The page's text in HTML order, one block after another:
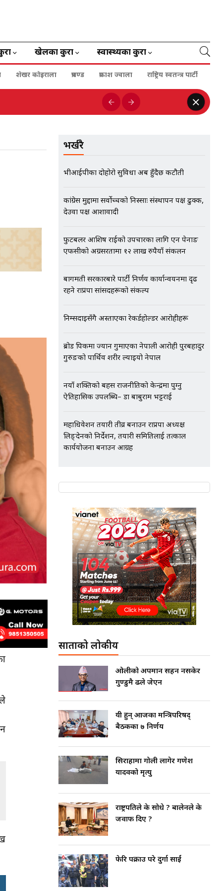
खेलका कुरा स्वास्थ्यका कुरा
शेखर कोइराला प्रचण्ड प्रकाश ज्वाला राष्ट्रिय स्वतन्त्र पार्टी
भर्खरै
भीआईपीका दोहोरो सुविधा अब हुँदैछ कटौती
कांग्रेस मुद्दामा सर्वोच्चको निस्साः संस्थापन पक्ष ढुक्क,
देउवा पक्ष आशावादी
फुटबलर आशिष राईको उपचारका लागि एन पेनाङ
एफसीको अग्रसरतामा १२ लाख रुपैयाँ संकलन
बागमती सरकारबारे पार्टी निर्णय कार्यान्वयनमा दृढ
रहने राप्रपा सांसदहरूको संकल्प
निम्सदाइसँगै अस्ताएका रेकर्डहोल्डर आरोहीहरू
ब्रोड पिकमा ज्यान गुमाएका नेपाली आरोही पुरबहादुर
गुरुङको पार्थिव शरीर ल्याइयो नेपाल
नयाँ शक्तिको बहस राजनीतिको केन्द्रमा पुग्नु
ऐतिहासिक उपलब्धि– डा बाबुराम भट्टराई
महाधिवेशन तयारी तीव्र बनाउन राप्रपा अध्यक्ष
लिङ्देनको निर्देशन, तयारी समितिलाई तत्काल
कार्ययोजना बनाउन आग्रह
साताको लोकप्रीय
ओलीको अपमान सहन नसकेर
गुण्डुमै ढले जेएन
यी हुन् आजका मन्त्रिपरिषद्
बैठकका ७ निर्णय
सिराहामा गोली लागेर गणेश
यादवको मृत्यु
राष्ट्रपतिले के सोधे ? बालेनले के
जवाफ दिए ?
फेरि पक्राउ परे दुर्गा प्रसाईं